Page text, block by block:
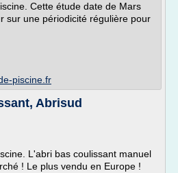
Cette étude date de Mars
sur une périodicité régulière pour
piscine.fr
Abrisud
L'abri bas coulissant manuel
! Le plus vendu en Europe !